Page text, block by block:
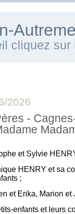
cliquez sur
2026
-
et Sylvie
HENRY et sa
;
et Erika, Marion et
enfants et leurs